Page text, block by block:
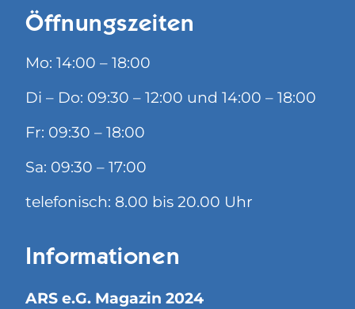
Öffnungszeiten
Mo: 14:00 – 18:00
Di – Do: 09:30 – 12:00 und 14:00 – 18:00
Fr: 09:30 – 18:00
Sa: 09:30 – 17:00
telefonisch: 8.00 bis 20.00 Uhr
Informationen
ARS e.G. Magazin 2024